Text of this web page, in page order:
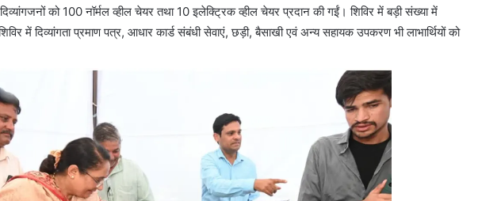
को 100 नॉर्मल व्हील चेयर तथा 10 इलेक्ट्रिक व्हील चेयर प्रदान की गईं। शिविर में बड़ी संख्या में
में दिव्यांगता प्रमाण पत्र, आधार कार्ड संबंधी सेवाएं, छड़ी, बैसाखी एवं अन्य सहायक उपकरण भी लाभार्थियों को